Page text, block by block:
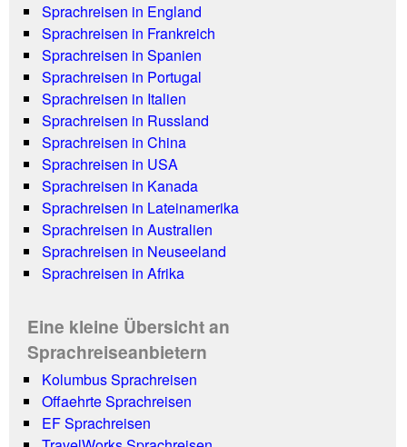
Sprachreisen in England
Sprachreisen in Frankreich
Sprachreisen in Spanien
Sprachreisen in Portugal
Sprachreisen in Italien
Sprachreisen in Russland
Sprachreisen in China
Sprachreisen in USA
Sprachreisen in Kanada
Sprachreisen in Lateinamerika
Sprachreisen in Australien
Sprachreisen in Neuseeland
Sprachreisen in Afrika
Eine kleine Übersicht an
Sprachreiseanbietern
Kolumbus Sprachreisen
Offaehrte Sprachreisen
EF Sprachreisen